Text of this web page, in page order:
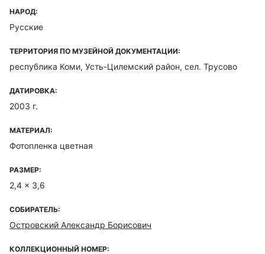
НАРОД:
Русские
ТЕРРИТОРИЯ ПО МУЗЕЙНОЙ ДОКУМЕНТАЦИИ:
республика Коми, Усть-Цилемский район, сел. Трусово
ДАТИРОВКА:
2003 г.
МАТЕРИАЛ:
Фотопленка цветная
РАЗМЕР:
2,4 x 3,6
СОБИРАТЕЛЬ:
Островский Александр Борисович
КОЛЛЕКЦИОННЫЙ НОМЕР: